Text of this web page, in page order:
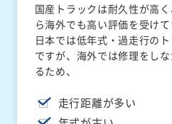
国産トラックは耐久性が高
ら海外でも高い評価を受けて
日本では低年式・過走行の
ですが、海外では修理をし
るため、
走行距離が多い